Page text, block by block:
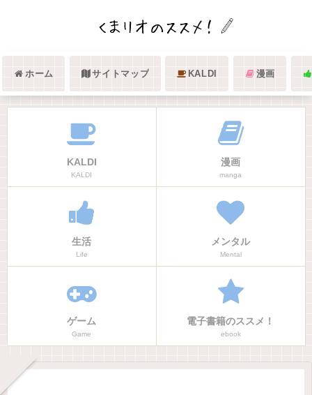
ホーム サイトマップ KALDI 漫画
KALDI
KALDI
漫画
manga
生活
Life
メンタル
Mental
ゲーム
Game
電子書籍のススメ！
ebook